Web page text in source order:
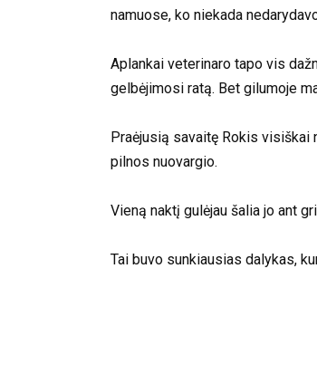
namuose, ko niekada
Aplankai veterinaro tapo vis
gelbėjimosi ratą. Bet gilumoje
Praėjusią savaitę Rokis visiškai
pilnos nuovargio.
Vieną naktį gulėjau šalia jo ant
Tai buvo sunkiausias dalykas,